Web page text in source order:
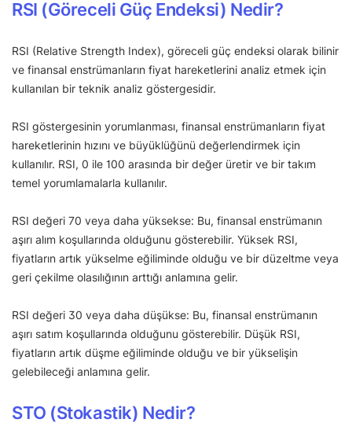
RSI (Göreceli Güç Endeksi) Nedir?
RSI (Relative Strength Index), göreceli güç endeksi olarak bilinir
ve finansal enstrümanların fiyat hareketlerini analiz etmek için
kullanılan bir teknik analiz göstergesidir.
RSI göstergesinin yorumlanması, finansal enstrümanların fiyat
hareketlerinin hızını ve büyüklüğünü değerlendirmek için
kullanılır. RSI, 0 ile 100 arasında bir değer üretir ve bir takım
temel yorumlamalarla kullanılır.
RSI değeri 70 veya daha yüksekse: Bu, finansal enstrümanın
aşırı alım koşullarında olduğunu gösterebilir. Yüksek RSI,
fiyatların artık yükselme eğiliminde olduğu ve bir düzeltme veya
geri çekilme olasılığının arttığı anlamına gelir.
RSI değeri 30 veya daha düşükse: Bu, finansal enstrümanın
aşırı satım koşullarında olduğunu gösterebilir. Düşük RSI,
fiyatların artık düşme eğiliminde olduğu ve bir yükselişin
gelebileceği anlamına gelir.
STO (Stokastik) Nedir?